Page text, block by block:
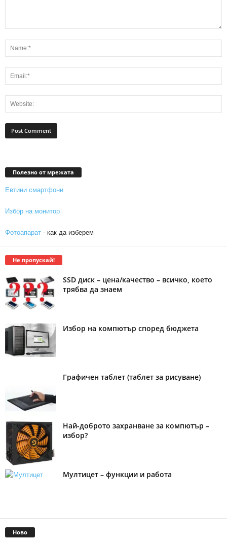
Полезно от мрежата
Евтини смартфони
Избор на монитор
Фотоапарат - как да изберем
Не пропускай!
SSD диск – цена/качество – всичко, което
трябва да знаем
Избор на компютър според бюджета
Графичен таблет (таблет за рисуване)
Най-доброто захранване за компютър –
избор?
Мултицет – функции и работа
Ново